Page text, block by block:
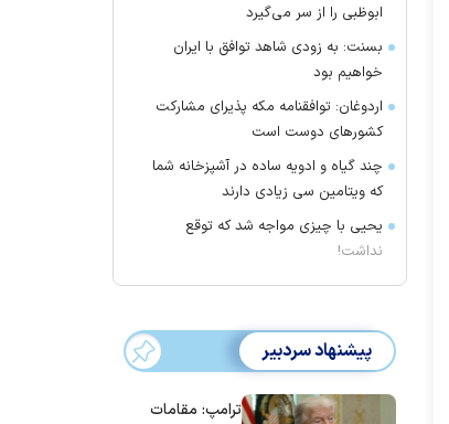
ابوظبی را از سر می‌گیرد
بسنت: به زودی شاهد توافق با ایران
خواهیم بود
اردوغان: توافقنامه مکه پذیرای مشارکت
کشور‌های دوست است
چند گیاه و ادویه ساده در آشپزخانه شما
که ویتامین سی زیادی دارند
یحیی با چیزی مواجه شد که توقع
نداشت!
پیشنهاد سردبیر
ترامپ: مقامات